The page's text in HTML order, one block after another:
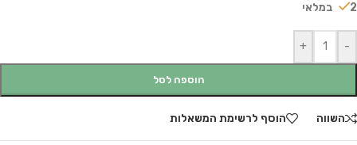
2 במלאי
-
+
הוספה לסל
השווה הוסף לרשימת המשאלות